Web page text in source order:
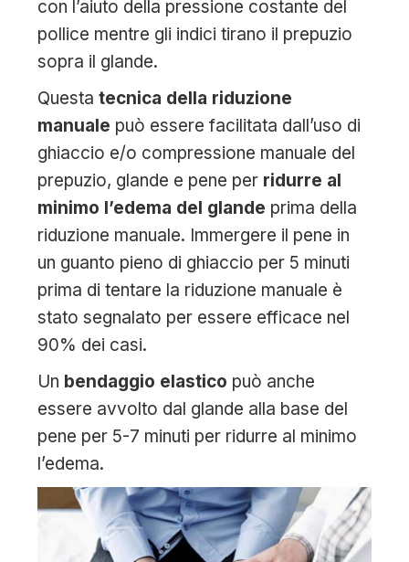
con l’aiuto della pressione costante del
pollice mentre gli indici tirano il prepuzio
sopra il glande.
Questatecnica della riduzione
manuale può essere facilitata dall’uso di
ghiaccio e/o compressione manuale del
prepuzio, glande e pene per ridurre al
minimo l’edema del glande prima della
riduzione manuale. Immergere il pene in
un guanto pieno di ghiaccio per 5 minuti
prima di tentare la riduzione manuale è
stato segnalato per essere efficace nel
90% dei casi.
Un bendaggio elastico può anche
essere avvolto dal glande alla base del
pene per 5-7 minuti per ridurre al minimo
l’edema.